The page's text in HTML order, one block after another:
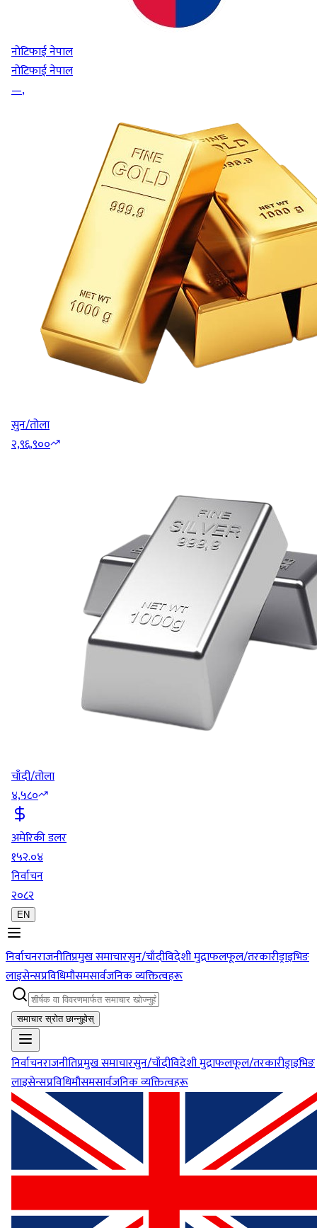
नोटिफाई नेपाल
नोटिफाई नेपाल
—,
सुन/तोला
२,९६,९००
चाँदी/तोला
४,५८०
अमेरिकी डलर
१५२.०४
निर्वाचन
२०८२
EN
निर्वाचनराजनीतिप्रमुख समाचारसुन/चाँदीविदेशी मुद्राफलफूल/तरकारीड्राइभिङ
लाइसेन्सप्रविधिमौसमसार्वजनिक व्यक्तित्वहरू
समाचार स्रोत छान्नुहोस्
निर्वाचनराजनीतिप्रमुख समाचारसुन/चाँदीविदेशी मुद्राफलफूल/तरकारीड्राइभिङ
लाइसेन्सप्रविधिमौसमसार्वजनिक व्यक्तित्वहरू